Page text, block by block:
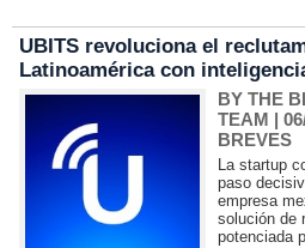
UBITS revoluciona el
Latinoamérica con
BY THE
TEAM |
BREVES
La startup
paso
empresa
solución de
potenciada